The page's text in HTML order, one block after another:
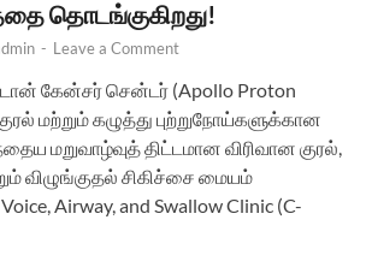
தொடங்குகிறது!
- Leave a Comment
கேன்சர் சென்டர் (Apollo Proton
மற்றும் கழுத்து புற்றுநோய்களுக்கான
மறுவாழ்வுத் திட்டமான விரிவான குரல்,
விழுங்குதல் சிகிச்சை மையம்
Airway, and Swallow Clinic (C-